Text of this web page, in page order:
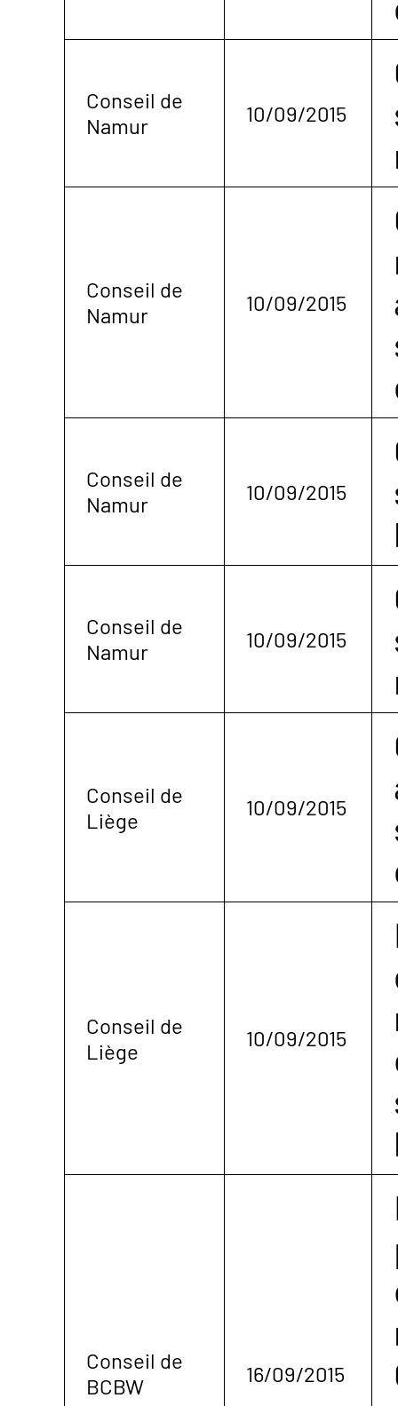
Conseil de
Namur
10/09/2015
Conseil de
Namur
10/09/2015
Conseil de
Namur
10/09/2015
Conseil de
Namur
10/09/2015
Conseil de
Liège
10/09/2015
Conseil de
Liège
10/09/2015
Conseil de
BCBW
16/09/2015